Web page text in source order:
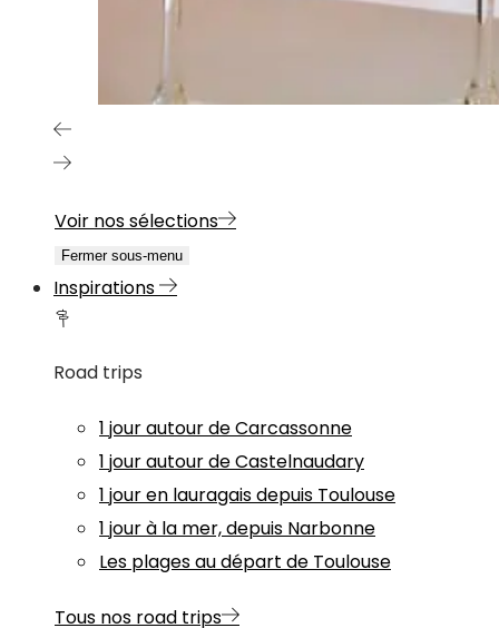
Voir nos sélections
Fermer sous-menu
Inspirations
Road trips
1 jour autour de Carcassonne
1 jour autour de Castelnaudary
1 jour en lauragais depuis Toulouse
1 jour à la mer, depuis Narbonne
Les plages au départ de Toulouse
Tous nos road trips